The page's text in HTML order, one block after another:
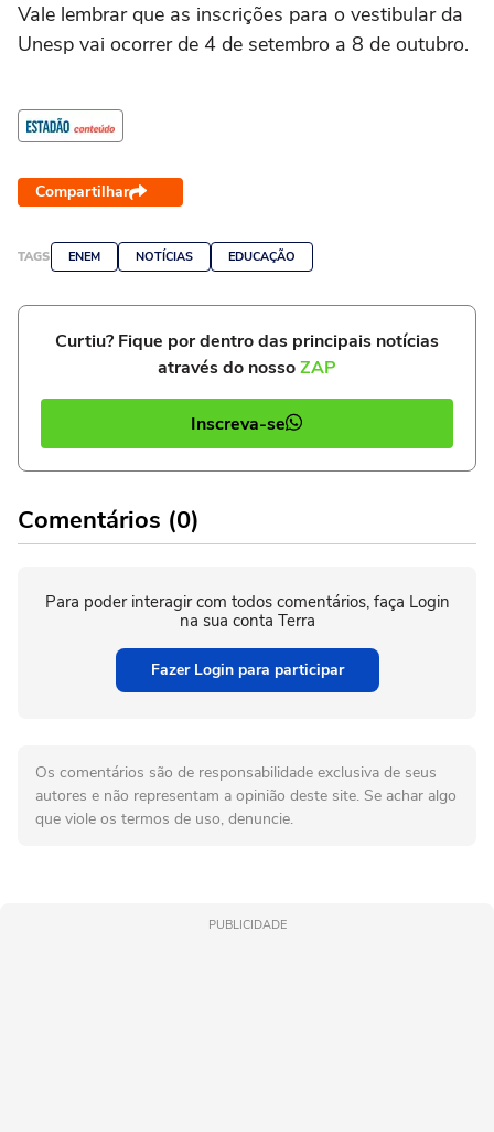
Vale lembrar que as inscrições para o vestibular da
Unesp vai ocorrer de 4 de setembro a 8 de outubro.
Compartilhar
TAGS ENEM NOTÍCIAS EDUCAÇÃO
Curtiu? Fique por dentro das principais notícias
através do nossoZAP
Inscreva-se
Comentários (0)
Para poder interagir com todos comentários, faça Login
na sua conta Terra
Fazer Login para participar
Os comentários são de responsabilidade exclusiva de seus
autores e não representam a opinião deste site. Se achar algo
que viole os termos de uso, denuncie.
PUBLICIDADE